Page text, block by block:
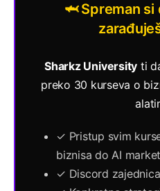
🦈 Spreman si
Sharkz University ti
preko 30 kurseva o
✓ Pristup svim
biznisa do AI
✓ Discord